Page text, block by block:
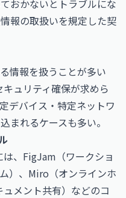
おかないとトラブルにな
報の取扱いを規定した契
情報を扱うことが多い
ュリティ確保が求めら
デバイス・特定ネットワ
まれるケースも多い。
、FigJam（ワークショ
）、Miro（オンラインホ
メント共有）などのコ